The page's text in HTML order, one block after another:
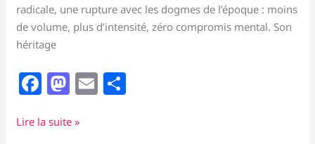
radicale, une rupture avec les dogmes de l’époque : moins
de volume, plus d’intensité, zéro compromis mental. Son
héritage
F
a
c
M
a
st
E
m
La
Lire la suite »